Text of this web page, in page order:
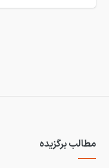
مطالب برگزیده